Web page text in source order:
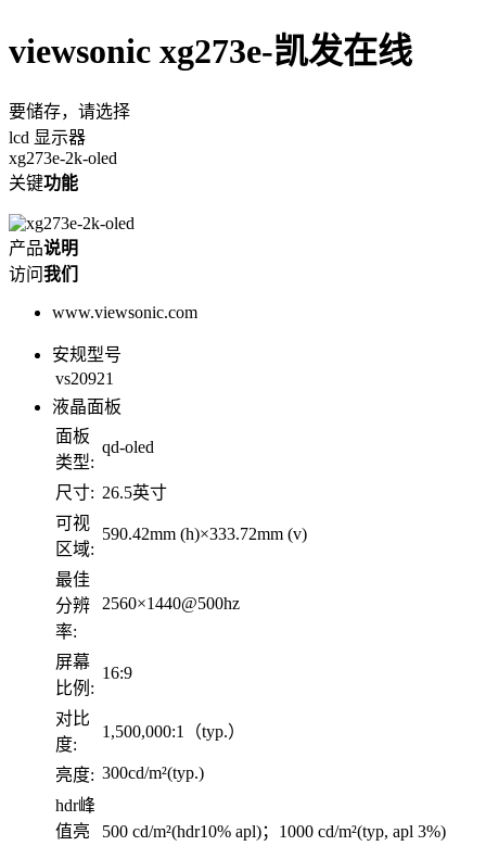
viewsonic xg273e-凯发在线
要储存，请选择
lcd 显示器
xg273e-2k-oled
关键功能
产品说明
访问我们
www.viewsonic.com
安规型号
vs20921
液晶面板
面板
类型:
qd-oled
尺寸: 26.5英寸
可视
区域:
590.42mm (h)×333.72mm (v)
最佳
分辨
率:
2560×1440@500hz
屏幕
比例:
16:9
对比
度:
1,500,000:1（typ.）
亮度: 300cd/m²(typ.)
hdr峰
值亮
500 cd/m²(hdr10% apl)；1000 cd/m²(typ, apl 3%)